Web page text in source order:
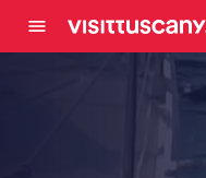
menu